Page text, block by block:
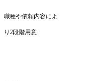
職種や依頼内容によ
り2段階用意